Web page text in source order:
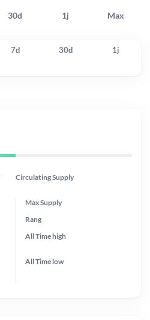
30d 1j Max
7d 30d 1j
Circulating Supply
Max Supply
Rang
All Timehigh
All Time low